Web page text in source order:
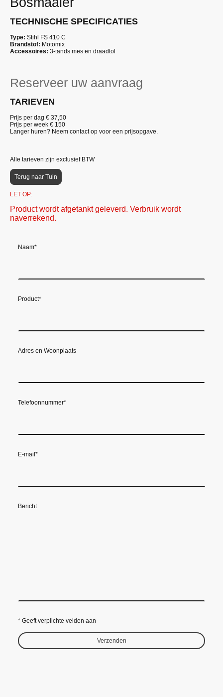
TECHNISCHE SPECIFICATIES
Type: Stihl FS 410 C
Brandstof: Motomix
Accessoires: 3-tands mes en draadtol
Reserveer uw aanvraag
TARIEVEN
Prijs per dag € 37,50
Prijs per week € 150
Langer huren? Neem contact op voor een prijsopgave.
Alle tarieven zijn exclusief BTW
Terug naar Tuin
LET OP:
Product wordt afgetankt geleverd. Verbruik wordt
naverrekend.
Naam*
Product*
Adres en Woonplaats
Telefoonnummer*
E-mail*
Bericht
* Geeft verplichte velden aan
Verzenden